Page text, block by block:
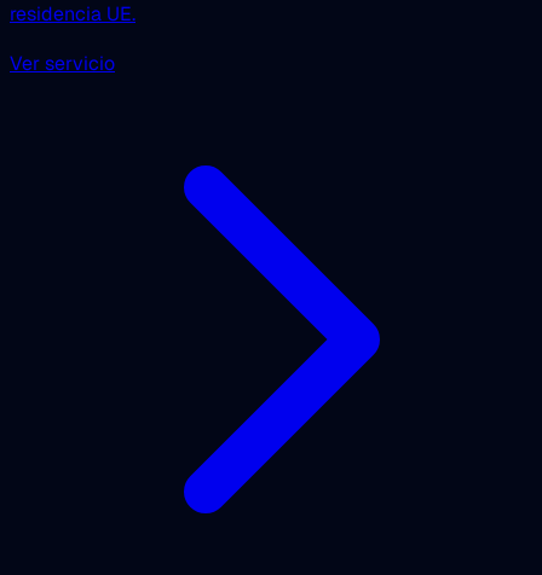
residencia UE.
Ver servicio